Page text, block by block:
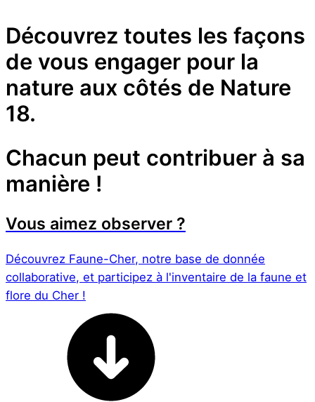
Découvrez toutes les façons
de vous engager pour la
nature aux côtés de Nature
18.
Chacun peut contribuer à sa
manière !
Vous aimez observer ?
Découvrez Faune-Cher, notre base de donnée
collaborative, et participez à l'inventaire de la faune et
flore du Cher !